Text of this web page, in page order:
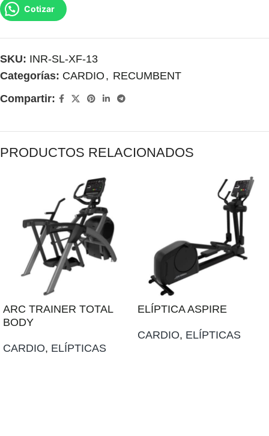
Cotizar
SKU: INR-SL-XF-13
Categorías: CARDIO , RECUMBENT
Compartir:
PRODUCTOS RELACIONADOS
ARC TRAINER TOTAL
BODY
CARDIO, ELÍPTICAS
ELÍPTICA ASPIRE
CARDIO, ELÍPTICAS